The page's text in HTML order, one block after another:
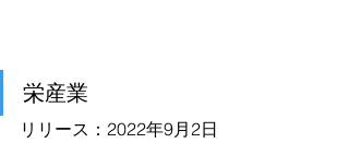
栄産業
リリース：2022年9月2日